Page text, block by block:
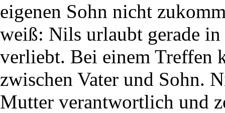
eigenen Sohn nicht
weiß: Nils urlaubt gerade
verliebt. Bei einem Treffen
zwischen Vater und Sohn.
Mutter verantwortlich und